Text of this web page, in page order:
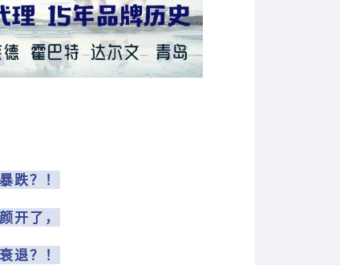
跌？！
开了，
退？！